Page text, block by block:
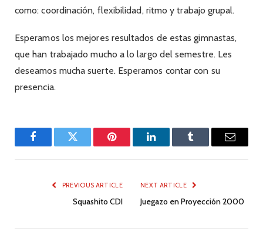
como: coordinación, flexibilidad, ritmo y trabajo grupal.
Esperamos los mejores resultados de estas gimnastas,
que han trabajado mucho a lo largo del semestre. Les
deseamos mucha suerte. Esperamos contar con su
presencia.
FacebookTwitter Pinterest LinkedInTumblr Email
PREVIOUS ARTICLE
Squashito CDI
NEXT ARTICLE
Juegazo en Proyección 2000